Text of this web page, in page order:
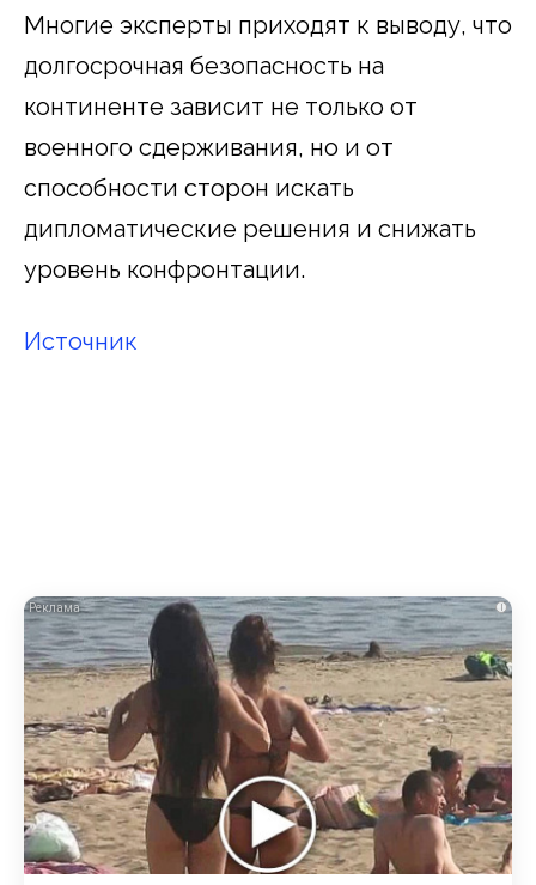
Многие эксперты приходят к выводу, что
долгосрочная безопасность на
континенте зависит не только от
военного сдерживания, но и от
способности сторон искать
дипломатические решения и снижать
уровень конфронтации.
Источник
i